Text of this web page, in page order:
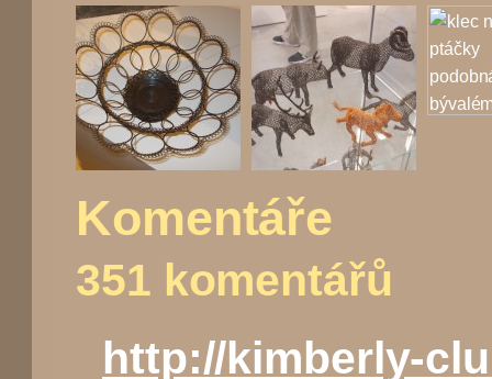
Komentáře
351 komentářů
http://kimberly-